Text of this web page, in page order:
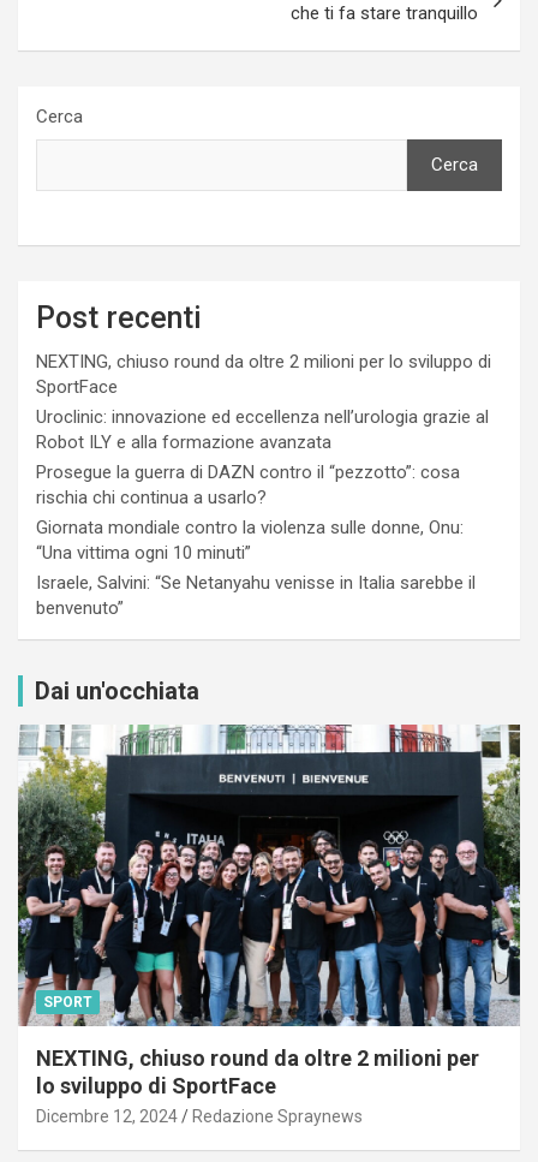
che ti fa stare tranquillo
Cerca
Cerca
Post recenti
NEXTING, chiuso round da oltre 2 milioni per lo sviluppo di
SportFace
Uroclinic: innovazione ed eccellenza nell’urologia grazie al
Robot ILY e alla formazione avanzata
Prosegue la guerra di DAZN contro il “pezzotto”: cosa
rischia chi continua a usarlo?
Giornata mondiale contro la violenza sulle donne, Onu:
“Una vittima ogni 10 minuti”
Israele, Salvini: “Se Netanyahu venisse in Italia sarebbe il
benvenuto”
Dai un'occhiata
SPORT
NEXTING, chiuso round da oltre 2 milioni per
lo sviluppo di SportFace
Dicembre 12, 2024 Redazione Spraynews